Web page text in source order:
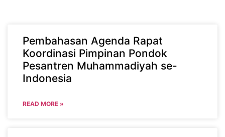
Pembahasan Agenda Rapat
Koordinasi Pimpinan Pondok
Pesantren Muhammadiyah se-
Indonesia
READ MORE »